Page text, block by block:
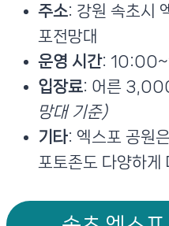
주소: 강원 속초시
포전망대
운영 시간:
입장료: 어른
망대 기준)
기타: 엑스포 공원은
포토존도 다양하게